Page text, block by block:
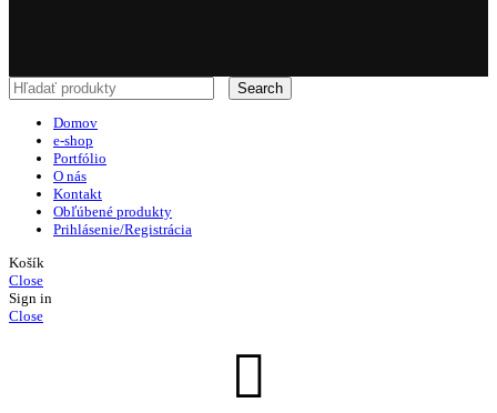
Search
Domov
e-shop
Portfólio
O nás
Kontakt
Obľúbené produkty
Prihlásenie/Registrácia
Košík
Close
Sign in
Close